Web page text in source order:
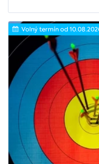
Volný termín od